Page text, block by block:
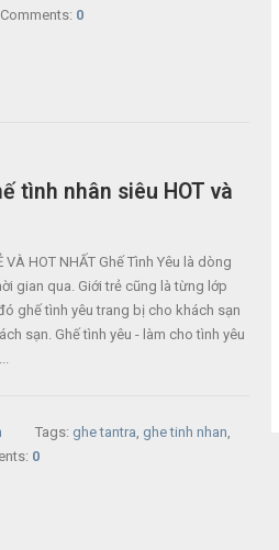
Comments: 0
tình nhân siêu HOT và
VÀ HOT NHẤT Ghế Tình Yêu là dòng
gian qua. Giới trẻ cũng là từng lớp
ghế tình yêu trang bị cho khách sạn
sạn. Ghế tình yêu - làm cho tình yêu
Tags: ghe tantra, ghe tinh nhan,
0